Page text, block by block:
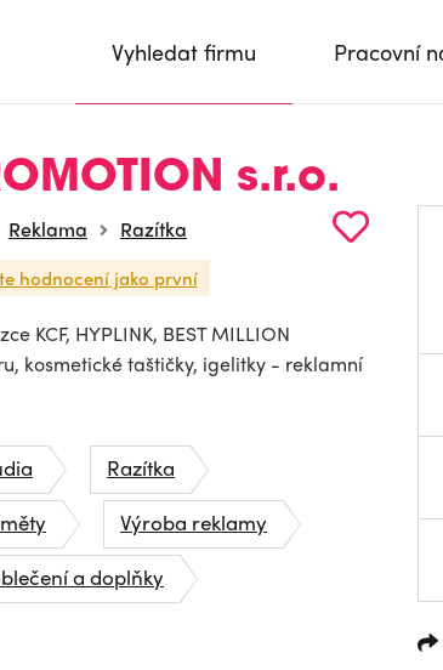
Vyhledat firmu Pracovní
s.r.o.
Reklama Razítka
hodnocení jako první
KCF, HYPLINK, BEST MILLION
kosmetické taštičky, igelitky - reklamní
Razítka
Výroba reklamy
a doplňky